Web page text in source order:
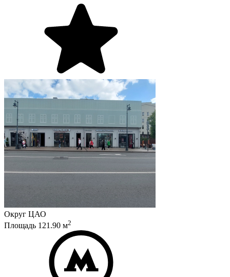
Округ ЦАО
Площадь 121.90 м2